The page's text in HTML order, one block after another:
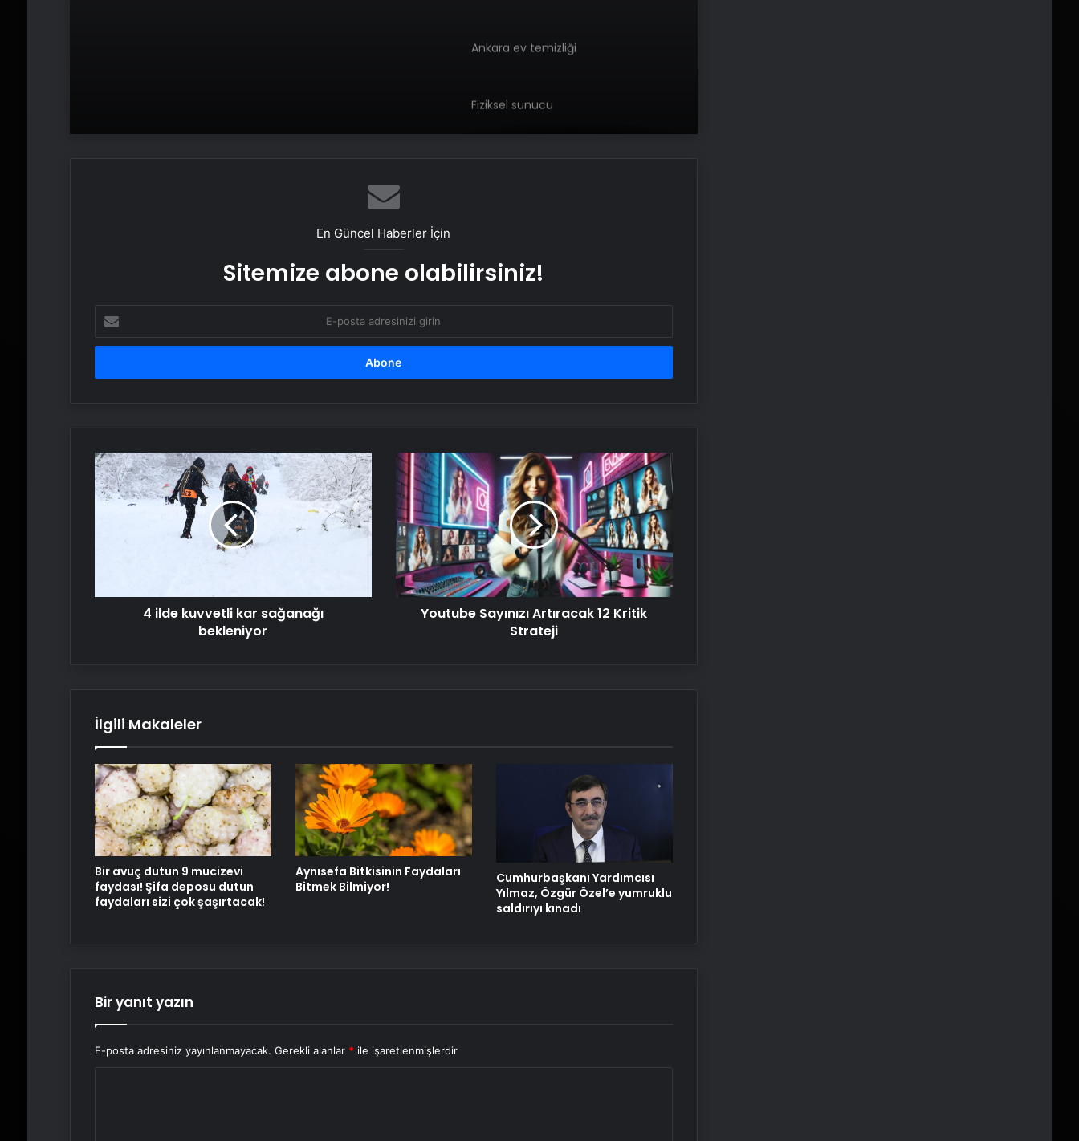
Ankara ev temizliği
Fiziksel sunucu
Aloe VeraFaydaları Nelerdir? Aloe
Nişantaşı Üniversitesi’nden 2026 YKS
Adaylarına Çifte Güvence: Sabit
Ücret ve Kesintisiz Burs
25 Yıllık Miras Davasında Gözler
Temmuz Ayındaki Karar
Duruşmasına Çevrildi
Serjoy : Dijital Medya Ajansı, Google
Reklam Ajansı, SEO Ajansı ve Web
Tasarım Ajansı
En Güncel Haberler İçin
Sitemize abone olabilirsiniz!
posta
adresinizi
4
ilde
kuvvetli
bekleniyor
4 ilde kuvvetli kar sağanağı
bekleniyor
Youtube
Sayınızı
Artıracak
12
Kritik
Strateji
Youtube Sayınızı Artıracak 12 Kritik
Strateji
İlgili Makaleler
Bir avuç dutun 9 mucizevi
faydası! Şifa deposu dutun
faydaları sizi çok şaşırtacak!
Aynısefa Bitkisinin Faydaları
Bitmek Bilmiyor!
Cumhurbaşkanı Yardımcısı
Yılmaz, Özgür Özel’e yumruklu
saldırıyı kınadı
Bir yanıt yazın
E-posta adresiniz yayınlanmayacak. Gerekli alanlar * ile işaretlenmişlerdir